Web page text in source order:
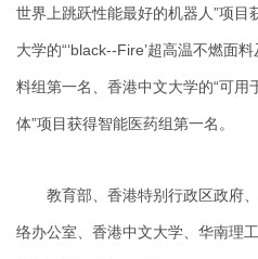
世界上跳跃性能最好的机器人”项
大学的“‘black--Fire’超高温不燃面
料组第一名、香港中文大学的“可
体”项目获得智能医药组第一名。
教育部、香港特别行政区政府、
络办公室、香港中文大学、华南理